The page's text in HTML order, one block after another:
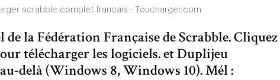
scrabble complet francais - Toucharger.com
la Fédération Française de Scrabble. Cliquez
télécharger les logiciels. et Duplijeu
delà (Windows 8, Windows 10). Mél :